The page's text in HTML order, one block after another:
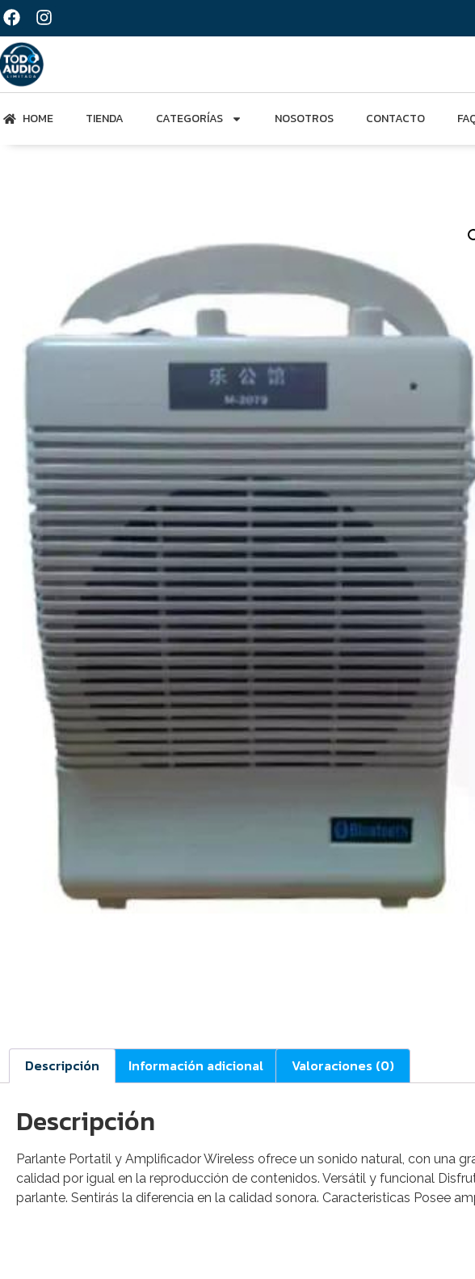
HOME TIENDA CATEGORÍAS NOSOTROS CONTACTO
Descripción Información adicional Valoraciones (0)
Descripción
Parlante Portatil y Amplificador Wireless ofrece un sonido natural, con una
calidad por igual en la reproducción de contenidos. Versátil y funcional
parlante. Sentirás la diferencia en la calidad sonora. Caracteristicas Posee